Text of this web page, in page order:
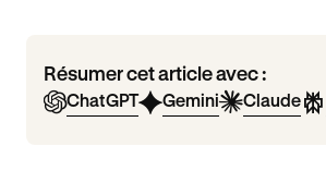
Résumer cet article avec :
ChatGPT Gemini Claude